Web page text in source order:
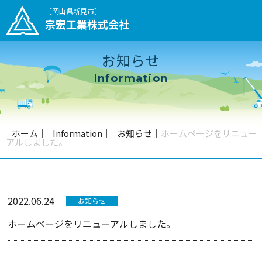
［岡山県新見市］
宗宏工業株式会社
お知らせ
Information
ホーム ｜ Information ｜ お知らせ ｜ ホームページをリニュー
アルしました。
2022.06.24 お知らせ
ホームページをリニューアルしました。